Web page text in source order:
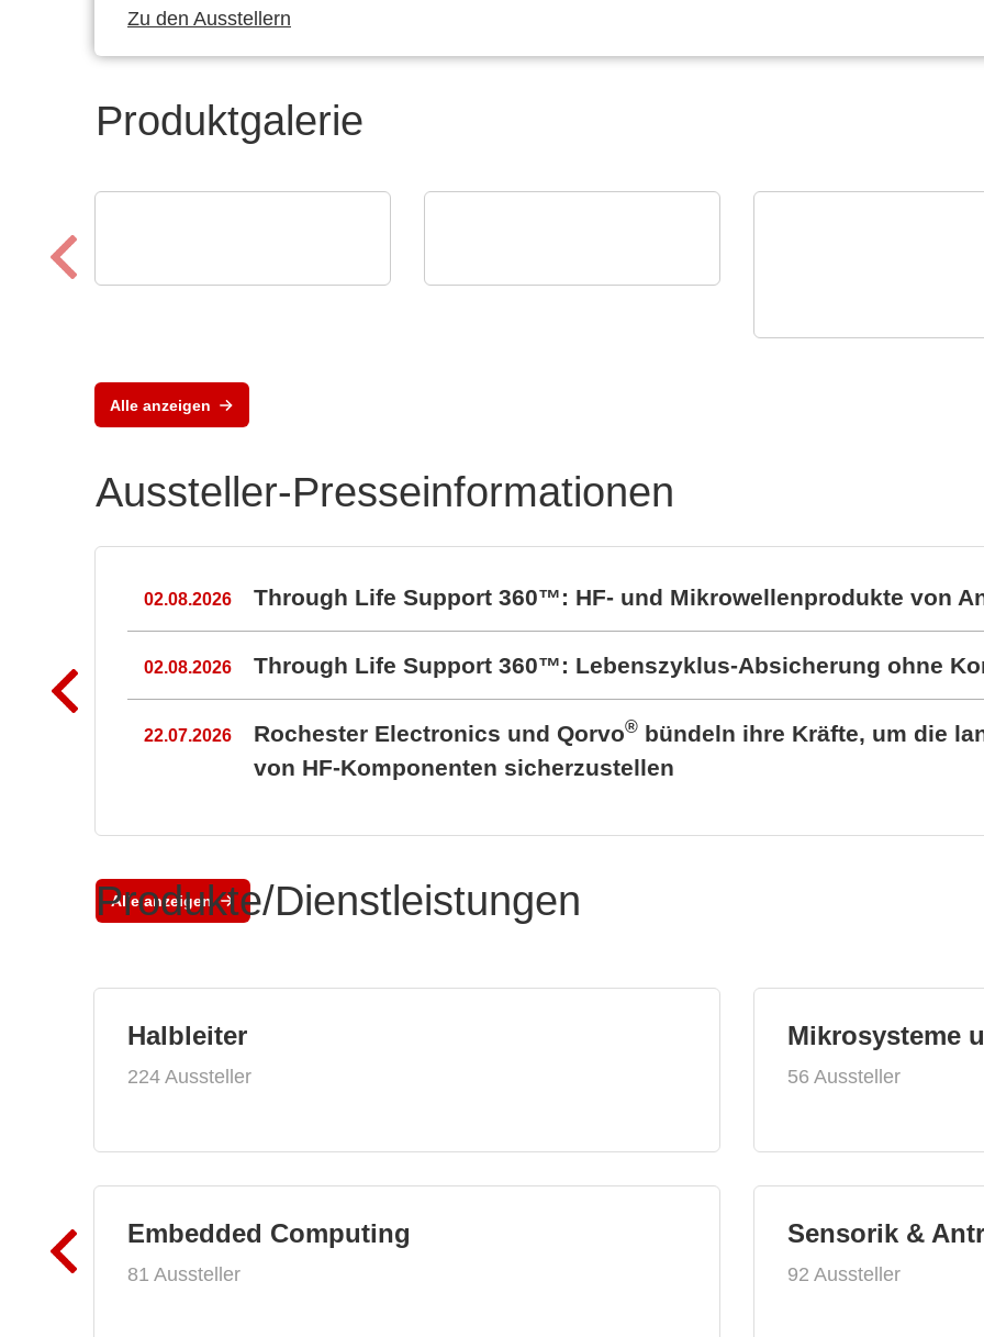
Zu den Ausstellern
Produktgalerie
Alle anzeigen
Aussteller-Presseinformationen
02.08.2026 Through Life Support 360™: HF- und Mikrowellenprodukte von
02.08.2026 Through Life Support 360™: Lebenszyklus-Absicherung ohne
22.07.2026 Rochester Electronics und Qorvo® bündeln ihre Kräfte, um die
von HF-Komponenten sicherzustellen
Alle anzeigen
Produkte/Dienstleistungen
Halbleiter
224 Aussteller
Embedded Computing
81 Aussteller
Mikrosysteme
56 Aussteller
Sensorik &
92 Aussteller